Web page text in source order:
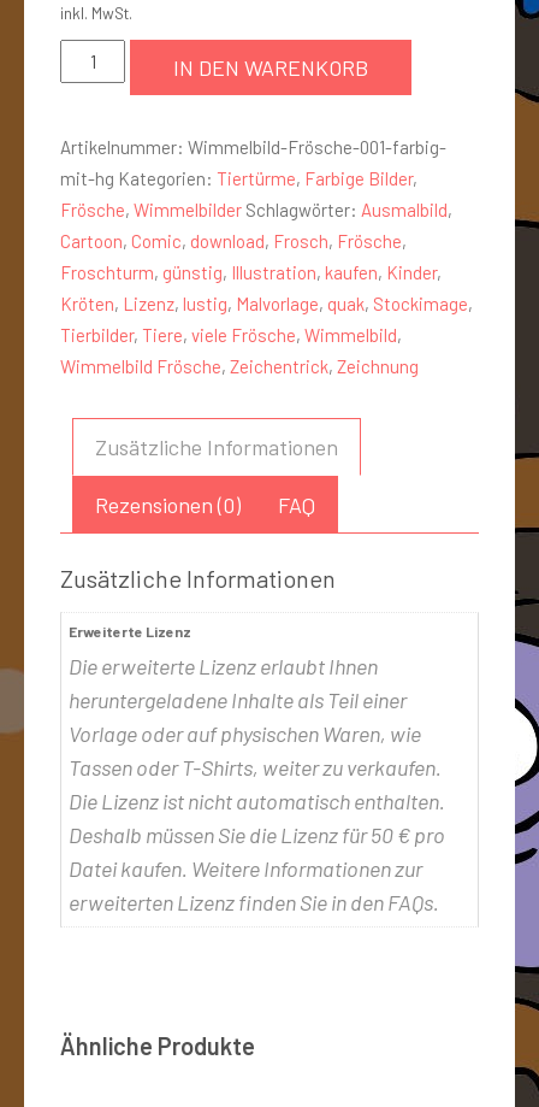
inkl. MwSt.
IN DEN WARENKORB
Artikelnummer: Wimmelbild-Frösche-001-farbig-
mit-hg Kategorien: Tiertürme, Farbige Bilder,
Frösche, Wimmelbilder Schlagwörter: Ausmalbild,
Cartoon, Comic, download, Frosch, Frösche,
Froschturm, günstig, Illustration, kaufen, Kinder,
Kröten, Lizenz, lustig, Malvorlage, quak, Stockimage,
Tierbilder, Tiere, viele Frösche, Wimmelbild,
Wimmelbild Frösche, Zeichentrick, Zeichnung
Zusätzliche Informationen
Rezensionen (0) FAQ
Zusätzliche Informationen
Erweiterte Lizenz
Die erweiterte Lizenz erlaubt Ihnen
heruntergeladene Inhalte als Teil einer
Vorlage oder auf physischen Waren, wie
Tassen oder T-Shirts, weiter zu verkaufen.
Die Lizenz ist nicht automatisch enthalten.
Deshalb müssen Sie die Lizenz für 50 € pro
Datei kaufen. Weitere Informationen zur
erweiterten Lizenz finden Sie in den FAQs.
Ähnliche Produkte